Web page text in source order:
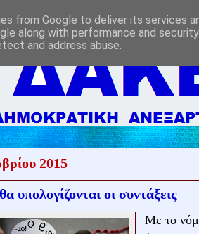
2015
υπολογίζονται οι συντάξεις
Με το
from Google to deliver its services
along with performance and
and address abuse.